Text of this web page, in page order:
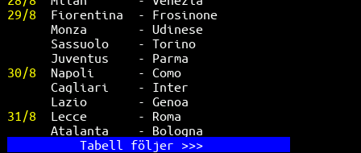
29/8 Fiorentina  - Frosinone
Monza       - Udinese
Sassuolo    - Torino
Juventus    - Parma
30/8 Napoli      - Como
Cagliari    - Inter
Lazio       - Genoa
31/8 Lecce       - Roma
Atalanta    - Bologna
          Ta
bell följer >>>